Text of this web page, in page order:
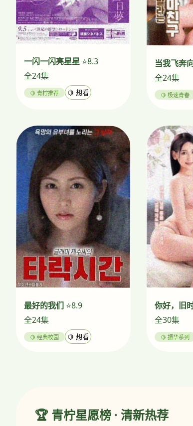
一闪一闪亮星星 ⭐8.3
全24集
🍋 青柠推荐 🍋 想看
当我飞奔
全24集
🍋 极速青春
最好的我们 ⭐8.9
全24集
🍋 经典校园 🍋 想看
你好，旧
全30集
🍋 振华系列
🏆 青柠星愿榜 · 清新热荐